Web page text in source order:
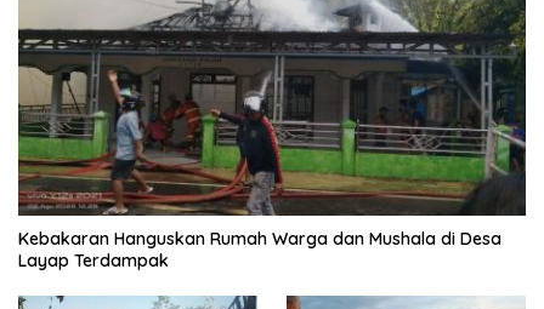
Kebakaran Hanguskan Rumah Warga dan Mushala di Desa
Layap Terdampak